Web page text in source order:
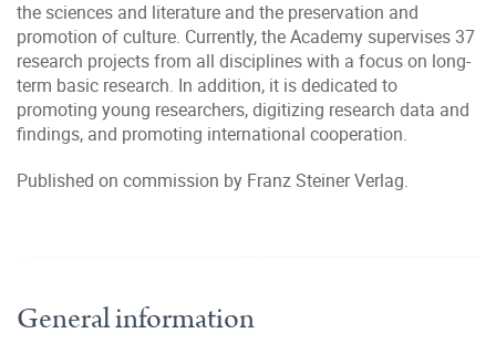
the sciences and literature and the preservation and
promotion of culture. Currently, the Academy supervises 37
research projects from all disciplines with a focus on long-
term basic research. In addition, it is dedicated to
promoting young researchers, digitizing research data and
findings, and promoting international cooperation.
Published on commission by Franz Steiner Verlag.
General information